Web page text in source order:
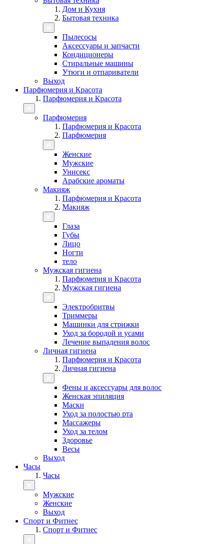
Дом и Кухня
Бытовая техника
Пылесосы
Аксессуары и запчасти
Кондиционеры
Стиральные машины
Утюги и отпариватели
Выход
Парфюмерия и Красота
Парфюмерия и Красота
Парфюмерия
Парфюмерия и Красота
Парфюмерия
Женские
Мужские
Унисекс
Арабские ароматы
Макияж
Парфюмерия и Красота
Макияж
Глаза
Губы
Лицо
Ногти
тело
Мужская гигиена
Парфюмерия и Красота
Мужская гигиена
Электробритвы
Триммеры
Машинки для стрижки
Уход за бородой и усами
Лечение выпадения волос
Личная гигиена
Парфюмерия и Красота
Личная гигиена
Фены и аксессуары для волос
Женская эпиляция
Маски
Уход за полостью рта
Массажеры
Уход за телом
Здоровье
Весы
Выход
Часы
Часы
Мужские
Женские
Выход
Спорт и Фитнес
Спорт и Фитнес